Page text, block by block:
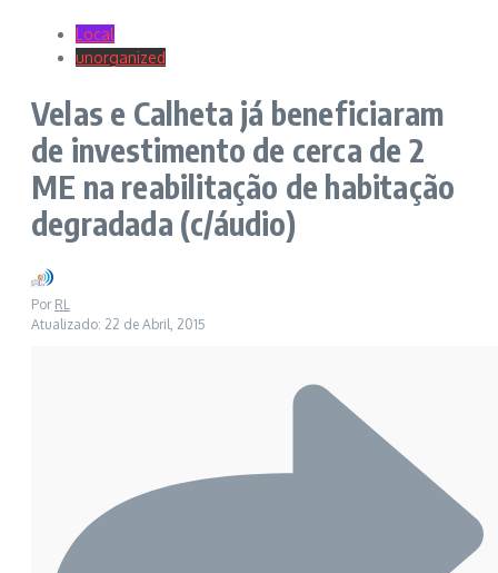
Local
unorganized
Velas e Calheta já beneficiaram
de investimento de cerca de 2
ME na reabilitação de habitação
degradada (c/áudio)
Por RL
Atualizado: 22 de Abril, 2015